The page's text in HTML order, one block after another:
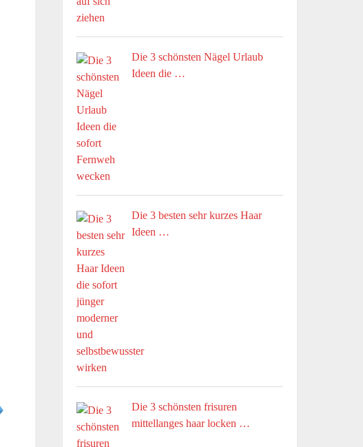
Die 3 schönsten Nägel Urlaub
Ideen die …
Die 3 besten sehr kurzes Haar
Ideen …
Die 3 schönsten frisuren
mittellanges haar locken …